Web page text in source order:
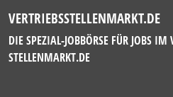
VERTRIEBSSTELLENMARKT.DE
DIE SPEZIAL-JOBBÖRSE FÜR JOBS
STELLENMARKT.DE